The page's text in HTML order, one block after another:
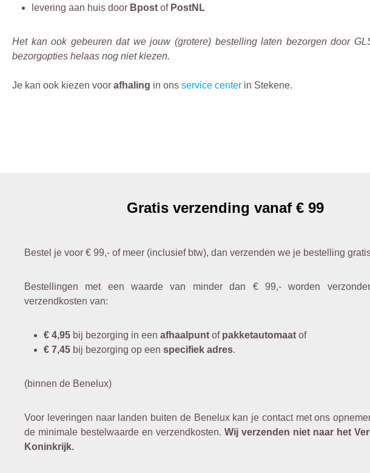
levering aan huis door Bpost of PostNL
Het kan ook gebeuren dat we jouw (grotere) bestelling laten bezorgen door
bezorgopties helaas nog niet kiezen.
Je kan ook kiezen voor afhaling in ons service center in Stekene.
Gratis verzending vanaf € 99
Bestel je voor € 99,- of meer (inclusief btw), dan verzenden we je bestelling
Bestellingen met een waarde van minder dan € 99,- worden
verzendkosten van:
€ 4,95 bij bezorging in een afhaalpunt of pakketautomaat of
€ 7,45 bij bezorging op een specifiek adres.
(binnen de Benelux)
Voor leveringen naar landen buiten de Benelux kan je contact met ons
de minimale bestelwaarde en verzendkosten. Wij verzenden niet naar het
Koninkrijk.